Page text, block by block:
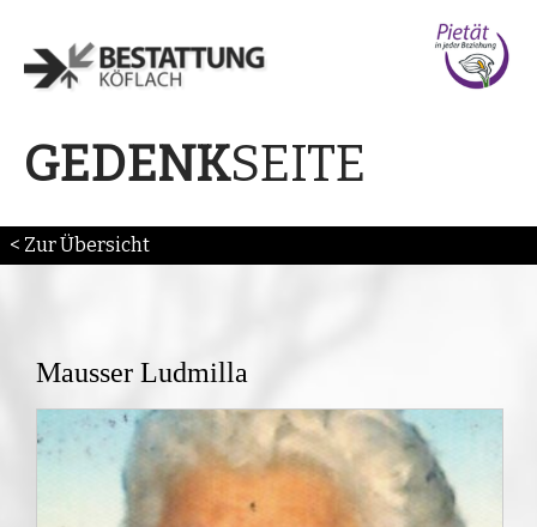
GEDENKSEITE
< Zur Übersicht
Mausser Ludmilla